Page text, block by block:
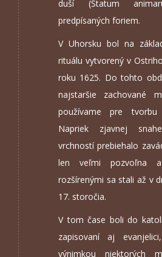
duší (Statum
predpísaných foriem.
V Uhorsku bol na
rituálu vytvorený v
roku 1625. Do tohto
najstaršie zachované
používame pre tvorbu
Napriek zjavnej
vrchností prebiehalo
len veľmi pozvoľna a
rozšírenými sa stali až v
17. storočia.
V tom čase boli do
zapisovaní aj
výnimkou niektorých